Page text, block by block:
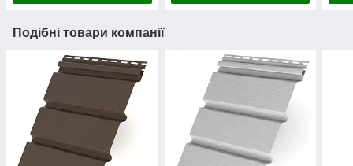
Подібні товари компанії